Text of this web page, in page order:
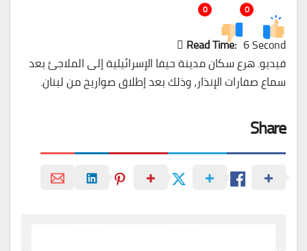
0
0
Read Time: 6 Second
فيديو. هرع سكان مدينة حيفا الإسرائيلية إلى الملاجئ بعد
سماع صفارات الإنذار، وذلك بعد إطلاق صواريخ من لبنان.
Share